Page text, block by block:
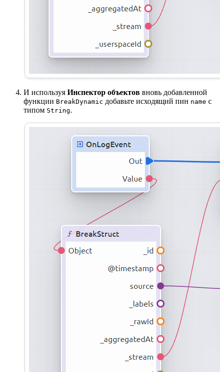
И используя Инспектор объектов вновь добавленной
функции BreakDynamic добавьте исходящий пин name с
типом String.